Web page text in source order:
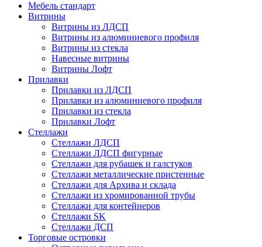
Мебель стандарт
Витрины
Витрины из ЛДСП
Витрины из алюминиевого профиля
Витрины из стекла
Навесные витрины
Витрины Лофт
Прилавки
Прилавки из ЛДСП
Прилавки из алюминиевого профиля
Прилавки из стекла
Прилавки Лофт
Стеллажи
Стеллажи ЛДСП
Стеллажи ЛДСП фигурные
Стеллажи для рубашек и галстуков
Стеллажи металлические пристенные
Стеллажи для Архива и склада
Стеллажи из хромированной трубы
Стеллажи для контейнеров
Стеллажи SK
Стеллажи ДСП
Торговые островки